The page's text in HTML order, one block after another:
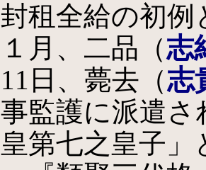
封租全給の初例
１月、二品（志
11日、薨去（志
事監護に派遣さ
皇第七之皇子」